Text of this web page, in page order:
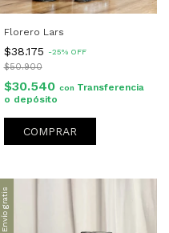
Florero Lars
$38.175 -25% OFF
$50.900
$30.540 con Transferencia
o depósito
Envío gratis